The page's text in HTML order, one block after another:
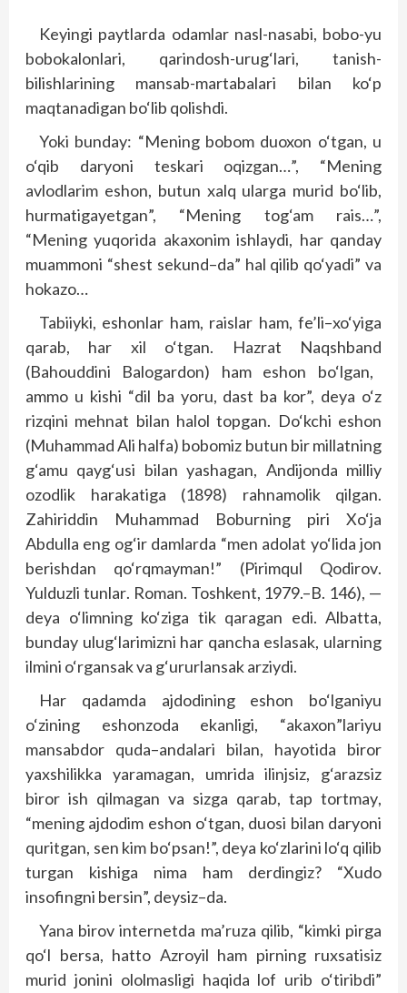
Keyingi paytlarda odamlar nasl-nasabi, bobo-yu
bobokalonlari, qarindosh-urug‘lari, tanish-
bilishlarining mansab-martabalari bilan ko‘p
maqtanadigan bo‘lib qolishdi.
Yoki bunday: “Mening bobom duoxon o‘tgan, u
o‘qib daryoni teskari oqizgan…”, “Mening
avlodlarim eshon, butun xalq ularga murid bo‘lib,
hurmatigayetgan”, “Mening tog‘am rais…”,
“Mening yuqorida akaxonim ishlaydi, har qanday
muammoni “shest sekund–da” hal qilib qo‘yadi”va
hokazo…
Tabiiyki, eshonlar ham, raislar ham,fe’li–xo‘yiga
qarab, har xil o‘tgan.
Hazrat Naqshband
(Bahouddini Balogardon) ham eshon bo‘lgan,
ammo u kishi “dil ba yoru, dast ba kor”, deya o‘z
rizqini mehnat bilan halol topgan. Do‘kchi eshon
(Muhammad Ali halfa) bobomiz butun bir millatning
g‘amu qayg‘usi bilan yashagan, Andijonda milliy
ozodlik harakatiga (1898) rahnamolik qilgan.
Zahiriddin Muhammad Boburning piri Xo‘ja
Abdulla eng og‘ir damlarda “men adolat yo‘lida jon
berishdan qo‘rqmayman!” (Pirimqul Qodirov.
Yulduzli tunlar. Roman. Toshkent, 1979.–B. 146), —
deya o‘limning ko‘ziga tik qaragan edi. Albatta,
bunday ulug‘larimizni har qancha eslasak, ularning
ilmini o‘rgansak va g‘ururlansak arziydi.
Har qadamda ajdodining eshon bo‘lganiyu
o‘zining eshonzoda ekanligi, “akaxon”lariyu
mansabdor quda–andalari bilan, hayotida biror
yaxshilikka yaramagan, umrida ilinjsiz, g‘arazsiz
biror ish qilmagan va sizga qarab, tap tortmay,
“mening ajdodim eshon o‘tgan, duosi bilan daryoni
quritgan, sen kim bo‘psan!”, deya ko‘zlarini lo‘q qilib
turgan kishiga nima ham derdingiz? “Xudo
insofingni bersin”, deysiz–da.
Yana birov internetda ma’ruza qilib, “kimki pirga
qo‘l bersa, hatto Azroyil ham pirning ruxsatisiz
murid jonini ololmasligi haqida lof urib o‘tiribdi”